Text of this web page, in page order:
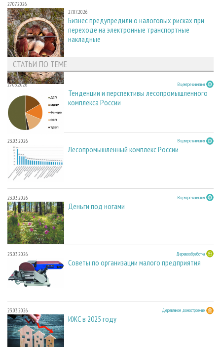
27.07.2026
27.07.2026
Бизнес предупредили о налоговых рисках при
переходе на электронные транспортные
накладные
СТАТЬИ ПО ТЕМЕ
27.05.2026 В центре внимания
Тенденции и перспективы лесопромышленного
комплекса России
23.03.2026 В центре внимания
Лесопромышленный комплекс России
23.03.2026 В центре внимания
Деньги под ногами
23.03.2026 Деревообработка
Советы по организации малого предприятия
23.03.2026 Деревянное домостроение
ИЖС в 2025 году